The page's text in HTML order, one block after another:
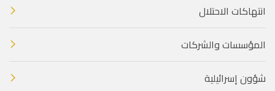
انتهاكات الاحتلال
المؤسسات والشركات
شؤون إسرائيلية